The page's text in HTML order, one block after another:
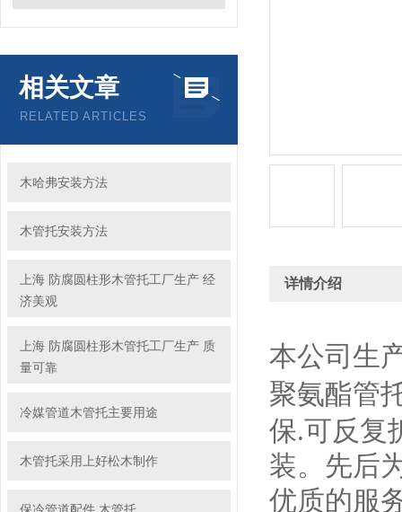
相关文章
RELATED ARTICLES
木哈弗安装方法
木管托安装方法
上海 防腐圆柱形木管托工厂生产 经
济美观
上海 防腐圆柱形木管托工厂生产 质
量可靠
冷媒管道木管托主要用途
木管托采用上好松木制作
详情介绍
本公司生
聚氨酯管
保.可反复
装。先后
优质的服